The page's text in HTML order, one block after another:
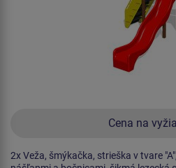
Cena na
2x Veža, šmýkačka, strieška v tvare